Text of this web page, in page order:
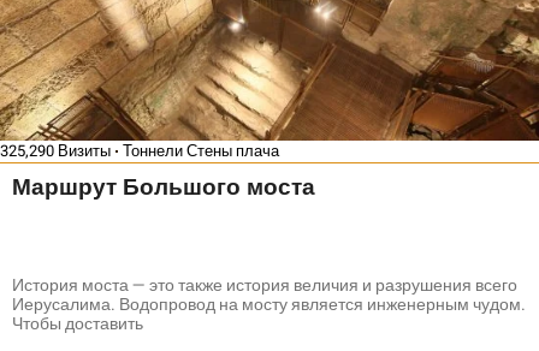
325,290 Визиты Тоннели Стены плача
Маршрут Большого моста
История моста — это также история величия и разрушения всего
Иерусалима. Водопровод на мосту является инженерным чудом.
Чтобы доставить